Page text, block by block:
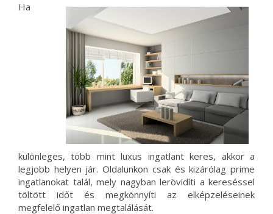
Ha
különleges, több mint luxus ingatlant keres, akkor a
legjobb helyen jár. Oldalunkon csak és kizárólag prime
ingatlanokat talál, mely nagyban lerövidíti a kereséssel
töltött időt és megkönnyíti az elképzeléseinek
megfelelő ingatlan megtalálását.